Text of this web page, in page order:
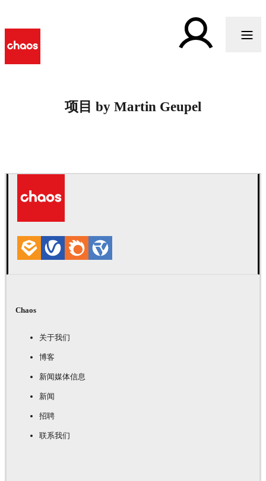
项目 by Martin Geupel
Chaos
关于我们
博客
新闻媒体信息
新闻
招聘
联系我们